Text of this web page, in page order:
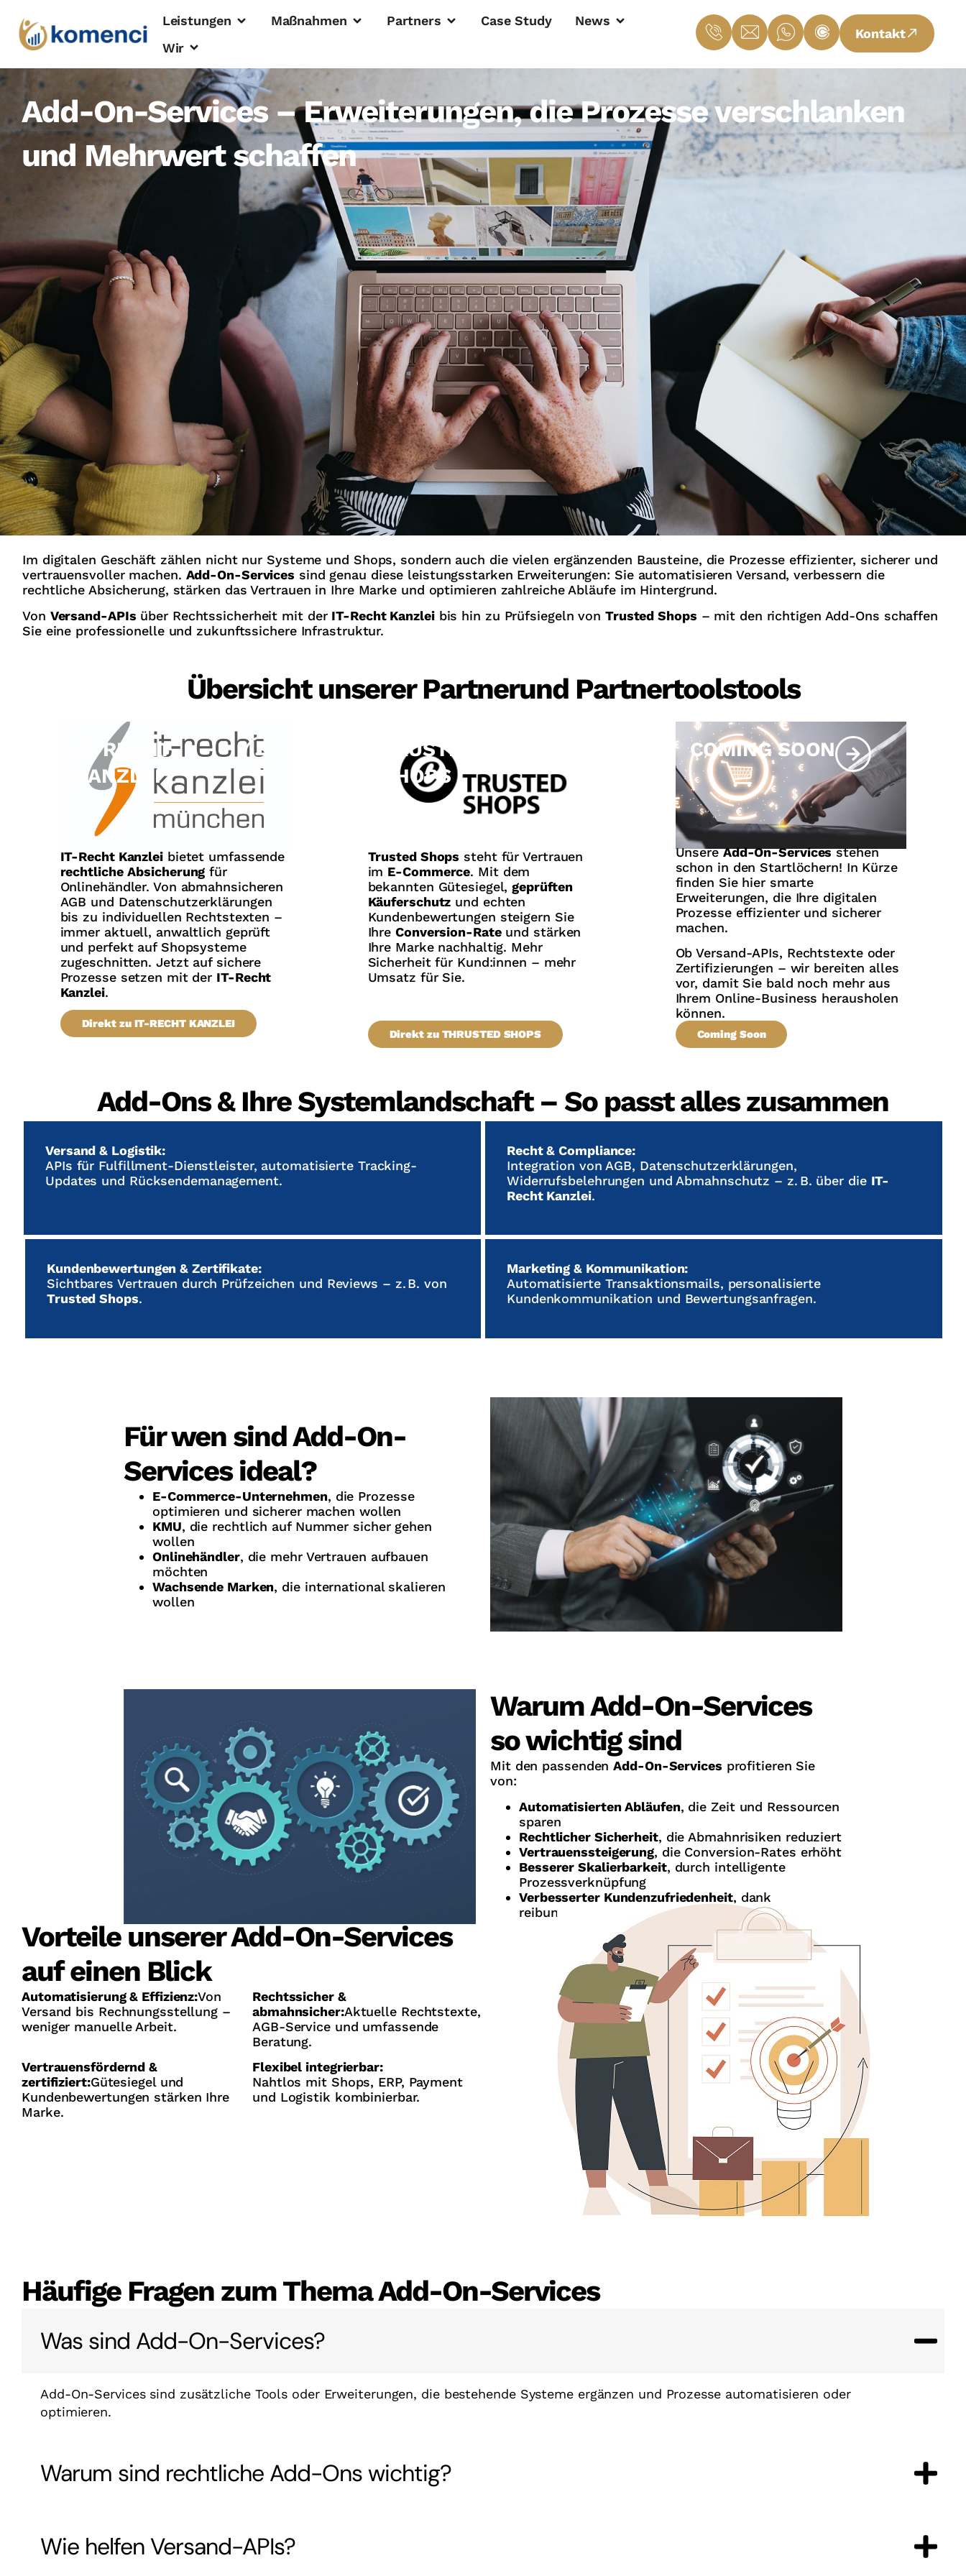
Leistungen Maßnahmen Partners Case Study
News
Wir
Kontakt
Add-On-Services – Erweiterungen, die Prozesse verschlanken
und Mehrwert schaffen
Im digitalen Geschäft zählen nicht nur Systeme und Shops, sondern auch die vielen ergänzenden Bausteine, die Prozesse effizienter, sicherer und
vertrauensvoller machen. Add-On-Services sind genau diese leistungsstarken Erweiterungen: Sie automatisieren Versand, verbessern die
rechtliche Absicherung, stärken das Vertrauen in Ihre Marke und optimieren zahlreiche Abläufe im Hintergrund.
Von Versand-APIs über Rechtssicherheit mit der IT-Recht Kanzleibis hin zu Prüfsiegeln von Trusted Shops – mit den richtigen Add-Ons schaffen
Sie eine professionelle und zukunftssichere Infrastruktur.
Übersicht unserer Partnerund Partnertoolstools
IT-RECHT
KANZLEI
IT-Recht Kanzleibietet umfassende
rechtliche Absicherung für
Onlinehändler. Von abmahnsicheren
AGB und Datenschutzerklärungen
bis zu individuellen Rechtstexten –
immer aktuell, anwaltlich geprüft
und perfekt auf Shopsysteme
zugeschnitten. Jetzt auf sichere
Prozesse setzen mit der IT-Recht
Kanzlei.
Direkt zu IT-RECHT KANZLEI
TRUSTED
SHOPS
Trusted Shops steht für Vertrauen
im E-Commerce. Mit dem
bekannten Gütesiegel,geprüften
Käuferschutz und echten
Kundenbewertungen steigern Sie
Ihre Conversion-Rateund stärken
Ihre Marke nachhaltig. Mehr
Sicherheit für Kund:innen – mehr
Umsatz für Sie.
Direkt zu THRUSTED SHOPS
COMING SOON
UnsereAdd-On-Servicesstehen
schon in den Startlöchern! In Kürze
finden Sie hier smarte
Erweiterungen, die Ihre digitalen
Prozesse effizienter und sicherer
machen.
Ob Versand-APIs, Rechtstexte oder
Zertifizierungen – wir bereiten alles
vor, damit Sie bald noch mehr aus
Ihrem Online-Business herausholen
können.
Coming Soon
Add-Ons & Ihre Systemlandschaft – So passt alles zusammen
Versand & Logistik:
APIs für Fulfillment-Dienstleister, automatisierte Tracking-
Updates und Rücksendemanagement.
Recht & Compliance:
Integration von AGB, Datenschutzerklärungen,
Widerrufsbelehrungen und Abmahnschutz – z. B. über die IT-
Recht Kanzlei.
Kundenbewertungen & Zertifikate:
Sichtbares Vertrauen durch Prüfzeichen und Reviews – z. B. von
Trusted Shops.
Marketing & Kommunikation:
Automatisierte Transaktionsmails, personalisierte
Kundenkommunikation und Bewertungsanfragen.
Für wen sind Add-On-
Services ideal?
E-Commerce-Unternehmen, die Prozesse
optimieren und sicherer machen wollen
KMU, die rechtlich auf Nummer sicher gehen
wollen
Onlinehändler, die mehr Vertrauen aufbauen
möchten
Wachsende Marken, die international skalieren
wollen
Warum Add-On-Services
so wichtig sind
Mit den passendenAdd-On-Services profitieren Sie
von:
Automatisierten Abläufen, die Zeit und Ressourcen
sparen
Rechtlicher Sicherheit, die Abmahnrisiken reduziert
Vertrauenssteigerung, die Conversion-Rates erhöht
Besserer Skalierbarkeit, durch intelligente
Prozessverknüpfung
Verbesserter Kundenzufriedenheit, dank
reibungslosem Fulfillment und klaren Abläufen
Vorteile unserer Add-On-Services
auf einen Blick
Automatisierung & Effizienz:Von
Versand bis Rechnungsstellung –
weniger manuelle Arbeit.
Rechtssicher &
abmahnsicher:Aktuelle Rechtstexte,
AGB-Service und umfassende
Beratung.
Vertrauensfördernd &
zertifiziert:Gütesiegel und
Kundenbewertungen stärken Ihre
Marke.
Flexibel integrierbar:
Nahtlos mit Shops, ERP, Payment
und Logistik kombinierbar.
Häufige Fragen zum Thema Add-On-Services
Was sind Add-On-Services?
Add-On-Services sind zusätzliche Tools oder Erweiterungen, die bestehende Systeme ergänzen und Prozesse automatisieren oder
optimieren.
Warum sind rechtliche Add-Ons wichtig?
Wie helfen Versand-APIs?